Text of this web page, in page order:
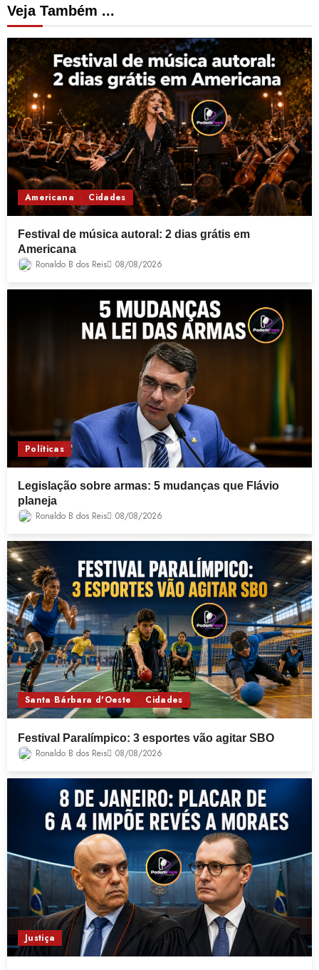
Veja Também ...
Americana Cidades
Festival de música autoral: 2 dias grátis em
Americana
Ronaldo B dos Reis 08/08/2026
Políticas
Legislação sobre armas: 5 mudanças que Flávio
planeja
Ronaldo B dos Reis 08/08/2026
Santa Bárbara d'Oeste Cidades
Festival Paralímpico: 3 esportes vão agitar SBO
Ronaldo B dos Reis 08/08/2026
Justiça